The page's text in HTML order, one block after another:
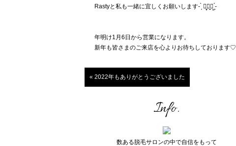
Rastyと私も一緒に宜しくお願いします- ̗̀ ꪔ̤̥ꪔ̤̮ꪔ̤̫ ̖́-
年明け1月6日から営業になります。
新年も皆さまのご来店を心よりお待ちしております♡
« 2022年もありがとうございました
Info.
数ある脱毛サロンの中で自信をもって